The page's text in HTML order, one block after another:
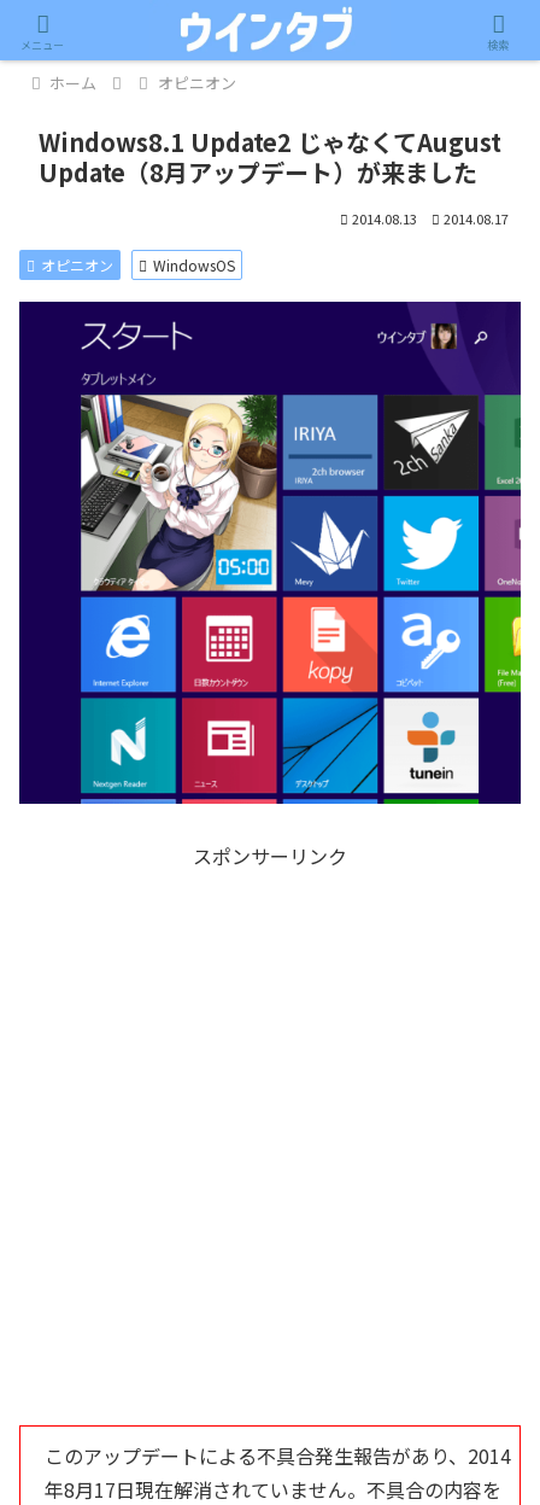
記事内に広告が含まれています。
ホーム オピニオン
Windows8.1 Update2 じゃなくてAugust
Update（8月アップデート）が来ました
2014.08.13 2014.08.17
オピニオン WindowsOS
スポンサーリンク
このアップデートによる不具合発生報告があり、2014
年8月17日現在解消されていません。不具合の内容を
メニュー 検索